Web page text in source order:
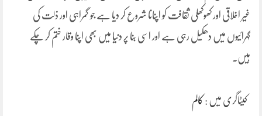
غیر اخلاقی اور کھوکھلی ثقافت کو اپنانا شروع کر دیا ہے جو گمراہی اور ذلت کی
گہرائیوں میں دھکیل رہی ہے اور اسی بنا پر دنیا میں بھی اپنا وقار ختم کر چکے
ہیں۔
کیٹاگری میں : کالم